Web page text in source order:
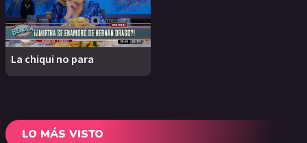
La chiqui no para
LO MÁS VISTO